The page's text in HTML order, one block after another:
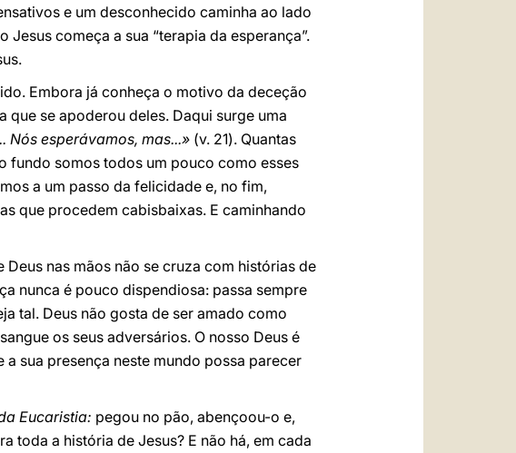
e um desconhecido caminha ao lado
Jesus começa a sua “terapia da esperança”.
Embora já conheça o motivo da deceção
se apoderou deles. Daqui surge uma
Nós esperávamos, mas...» (v. 21). Quantas
fundo somos todos um pouco como esses
a um passo da felicidade e, no fim,
que procedem cabisbaixas. E caminhando
Deus nas mãos não se cruza com histórias de
nunca é pouco dispendiosa: passa sempre
tal. Deus não gosta de ser amado como
os seus adversários. O nosso Deus é
sua presença neste mundo possa parecer
Eucaristia: pegou no pão, abençoou-o e,
toda a história de Jesus? E não há, em cada